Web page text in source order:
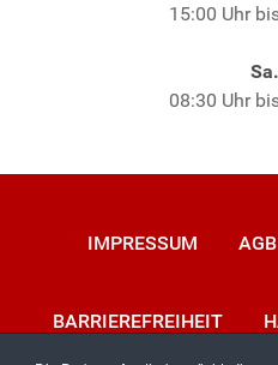
15:00 Uhr
08:30 Uhr
IMPRESSUM AGB
BARRIEREFREIHEIT